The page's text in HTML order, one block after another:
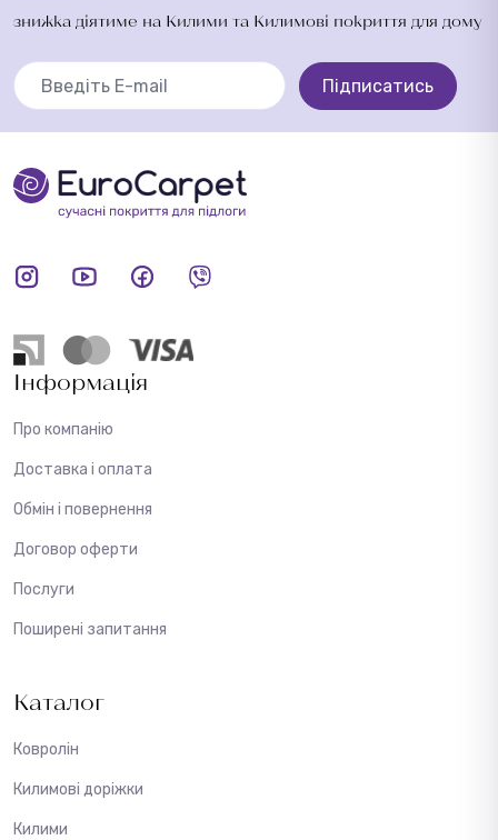
знижка діятиме на Килими та Килимові покриття для дому
Підписатись
Інформація
Про компанію
Доставка і оплата
Обмін і повернення
Договор оферти
Послуги
Поширені запитання
Каталог
Ковролін
Килимові доріжки
Килими